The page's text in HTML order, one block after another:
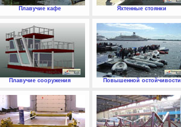
Плавучие кафе Яхтенные стоянки
Плавучие сооружения Повышенной остойчивости